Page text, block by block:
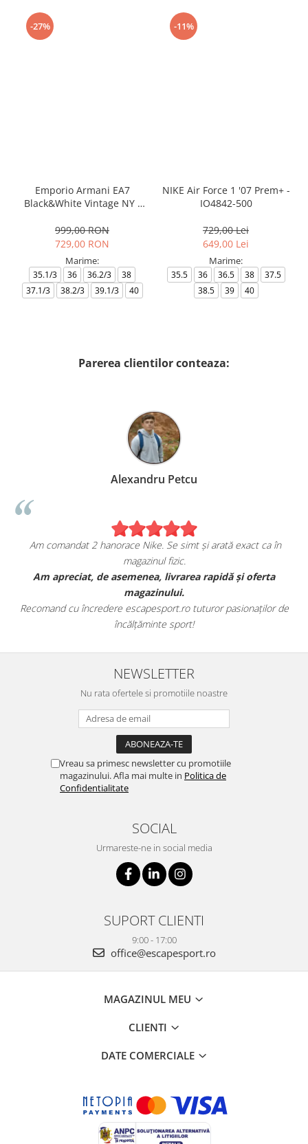
-27%
Emporio Armani EA7
Black&White Vintage NY -
999,00 RON
729,00 RON
Marime:
35.1/3 36 36.2/3
38
37.1/3
38.2/3 39.1/3 40
-11%
NIKE Air Force 1 '07 Prem+ -
IO4842-500
729,00 Lei
649,00 Lei
Marime:
35.5 36 36.5 38
37.5
38.5
39 40
Parerea clientilor conteaza:
Alexandru Petcu
Am comandat 2 hanorace Nike. Se simt și arată exact ca în
magazinul fizic.
Am apreciat, de asemenea, livrarea rapidă și oferta
magazinului.
Recomand cu încredere escapesport.ro tuturor pasionaților de
încălțăminte sport!
NEWSLETTER
Nu rata ofertele si promotiile noastre
Vreau sa primesc newsletter cu promotiile
magazinului. Afla mai multe in Politica de
Confidentialitate
SOCIAL
Urmareste-ne in social media
SUPORT CLIENTI
9:00 - 17:00
office@escapesport.ro
MAGAZINUL MEU
CLIENTI
DATE COMERCIALE